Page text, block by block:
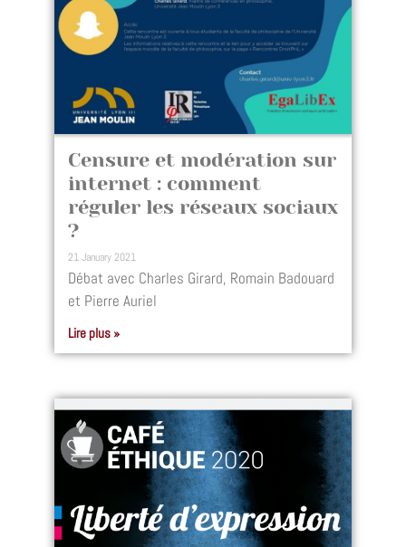
Censure et modération sur
internet : comment
réguler les réseaux sociaux
?
21 January 2021
Débat avec Charles Girard, Romain Badouard
et Pierre Auriel
Lire plus »